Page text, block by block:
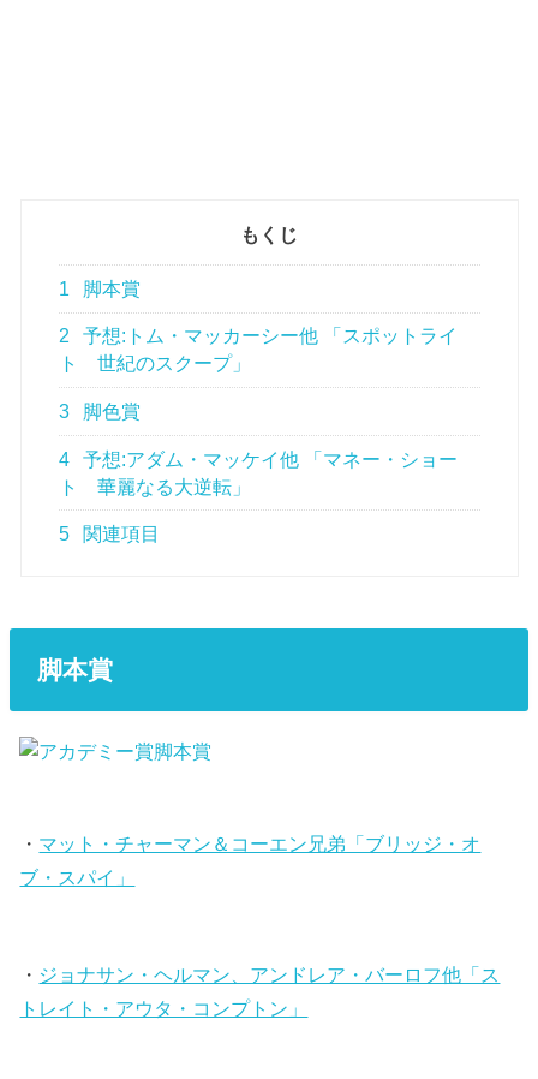
もくじ
1 脚本賞
2
予想:トム・マッカーシー他 「スポットライ
ト 世紀のスクープ」
3 脚色賞
4
予想:アダム・マッケイ他 「マネー・ショー
ト 華麗なる大逆転」
5 関連項目
脚本賞
・ マット・チャーマン＆コーエン兄弟「ブリッジ・オ
ブ・スパイ」
・ ジョナサン・ヘルマン、アンドレア・バーロフ他「ス
トレイト・アウタ・コンプトン」